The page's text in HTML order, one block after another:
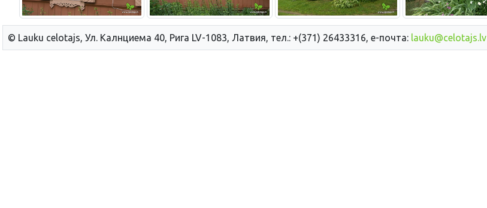
© Lauku сelotajs, Ул. Калнциема 40, Рига LV-1083, Латвия, тел.: +(371) 26433316, е-почта: lauku@celotajs.lv